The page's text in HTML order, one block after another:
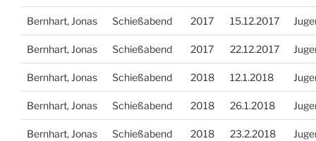
Bernhart, Jonas Schießabend 2017 15.12.2017
Bernhart, Jonas Schießabend 2017 22.12.2017
Bernhart, Jonas Schießabend 2018 12.1.2018
Bernhart, Jonas Schießabend 2018 26.1.2018
Bernhart, Jonas Schießabend 2018 23.2.2018